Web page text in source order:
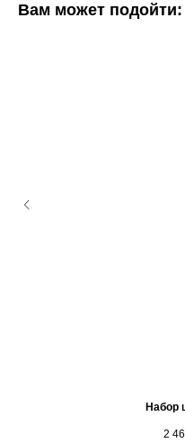
Вам может подойти:
Набор
2